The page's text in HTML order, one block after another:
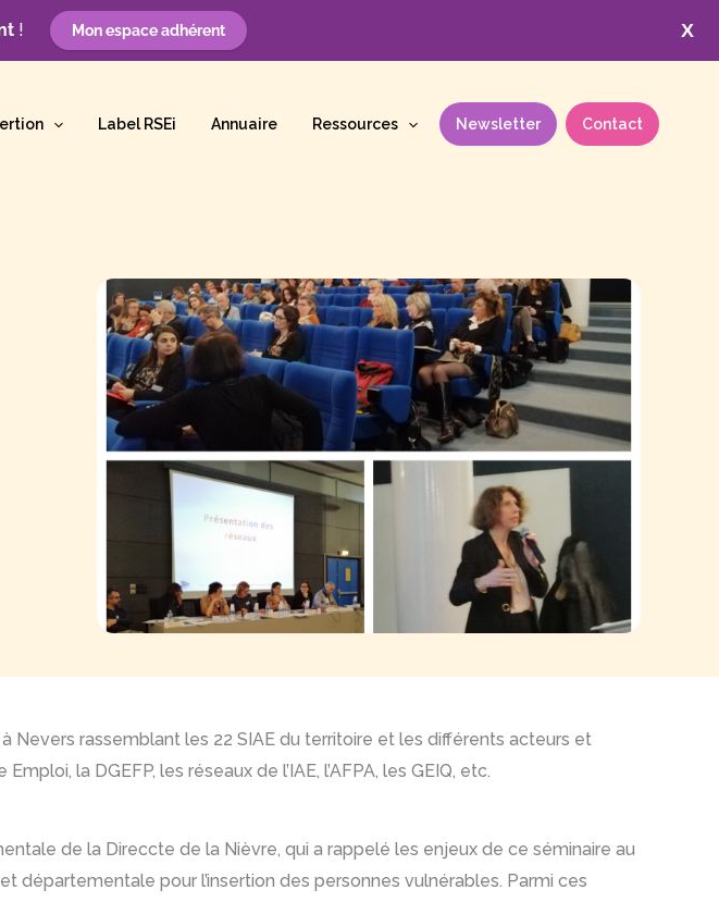
X
! Mon espace adhérent
Label RSEi Annuaire Ressources Newsletter Contact
Nevers rassemblant les 22 SIAE du territoire et les différents acteurs et
la DGEFP, les réseaux de l’IAE, l’AFPA, les GEIQ, etc.
de la Direccte de la Nièvre, qui a rappelé les enjeux de ce séminaire au
pour l’insertion des personnes vulnérables. Parmi ces